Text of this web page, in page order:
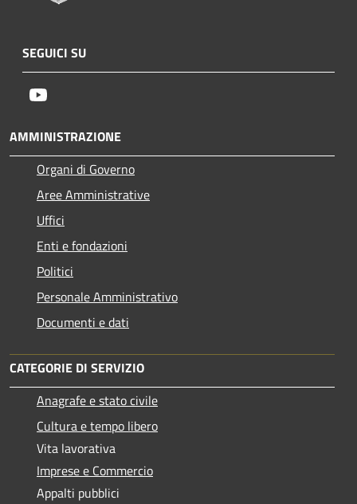
SEGUICI SU
AMMINISTRAZIONE
Organi di Governo
Aree Amministrative
Uffici
Enti e fondazioni
Politici
Personale Amministrativo
Documenti e dati
CATEGORIE DI SERVIZIO
Anagrafe e stato civile
Cultura e tempo libero
Vita lavorativa
Imprese e Commercio
Appalti pubblici